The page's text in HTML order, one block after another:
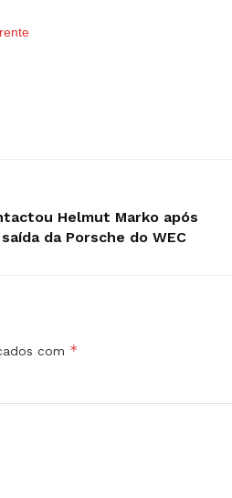
Helmut Marko após
da Porsche do WEC
com *